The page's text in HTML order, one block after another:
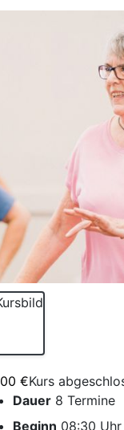
€Kurs
Dauer 8 Termine
Beginn 08:30 Uhr